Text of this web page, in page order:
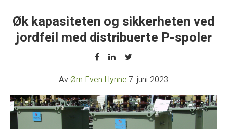
Øk kapasiteten og sikkerheten ved
jordfeil med distribuerte P-spoler
AvØrn Even Hynne 7. juni 2023